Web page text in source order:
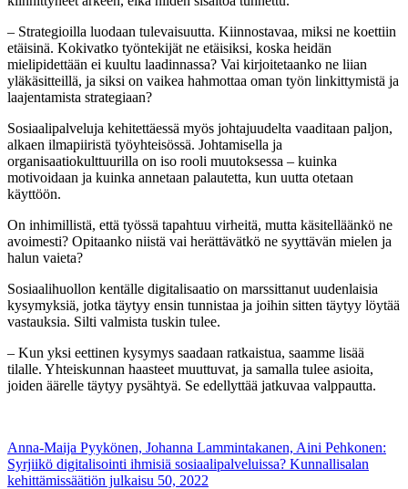
– Strategioilla luodaan tulevaisuutta. Kiinnostavaa, miksi ne koettiin
etäisinä. Kokivatko työntekijät ne etäisiksi, koska heidän
mielipidettään ei kuultu laadinnassa? Vai kirjoitetaanko ne liian
yläkäsitteillä, ja siksi on vaikea hahmottaa oman työn linkittymistä ja
laajentamista strategiaan?
Sosiaalipalveluja kehitettäessä myös johtajuudelta vaaditaan paljon,
alkaen ilmapiiristä työyhteisössä. Johtamisella ja
organisaatiokulttuurilla on iso rooli muutoksessa – kuinka
motivoidaan ja kuinka annetaan palautetta, kun uutta otetaan
käyttöön.
On inhimillistä, että työssä tapahtuu virheitä, mutta käsitelläänkö ne
avoimesti? Opitaanko niistä vai herättävätkö ne syyttävän mielen ja
halun vaieta?
Sosiaalihuollon kentälle digitalisaatio on marssittanut uudenlaisia
kysymyksiä, jotka täytyy ensin tunnistaa ja joihin sitten täytyy löytää
vastauksia. Silti valmista tuskin tulee.
– Kun yksi eettinen kysymys saadaan ratkaistua, saamme lisää
tilalle. Yhteiskunnan haasteet muuttuvat, ja samalla tulee asioita,
joiden äärelle täytyy pysähtyä. Se edellyttää jatkuvaa valppautta.
Anna-Maija Pyykönen, Johanna Lammintakanen, Aini Pehkonen:
Syrjiikö digitalisointi ihmisiä sosiaalipalveluissa? Kunnallisalan
kehittämissäätiön julkaisu 50, 2022